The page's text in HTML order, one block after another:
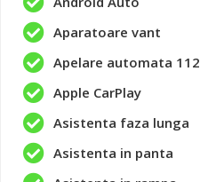
Aparatoare vant
Apelare automata 112
Apple CarPlay
Asistenta faza lunga
Asistenta in panta